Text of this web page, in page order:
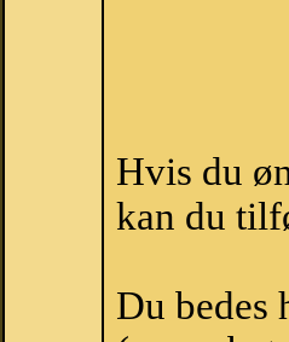
Hvis du
kan du
Du bedes